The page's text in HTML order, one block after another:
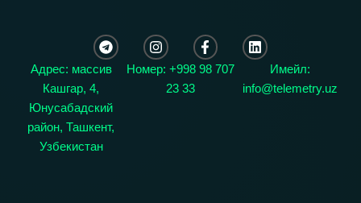
Имейл:
info@telemetry.uz
Адрес: массив
Кашгар, 4,
Юнусабадский
район, Ташкент,
Узбекистан
Номер: +998 98 707
23 33